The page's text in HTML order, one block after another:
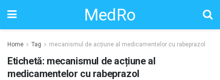
MedRo
Home Tag mecanismul de acțiune al medicamentelor cu rabeprazol
Etichetă: mecanismul de acțiune al
medicamentelor cu rabeprazol